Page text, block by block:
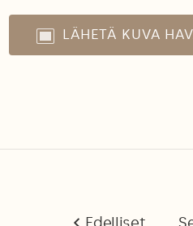
LÄHETÄ KUVA